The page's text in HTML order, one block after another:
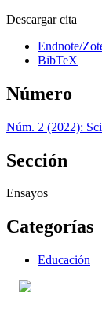
Descargar cita
Endnote/
BibTeX
Número
Núm. 2 (2022):
Sección
Ensayos
Categorías
Educación